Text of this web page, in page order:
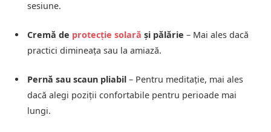
sesiune.
Cremă de protecție solară și pălărie – Mai ales dacă
practici dimineața sau la amiază.
Pernă sau scaun pliabil – Pentru meditație, mai ales
dacă alegi poziții confortabile pentru perioade mai
lungi.